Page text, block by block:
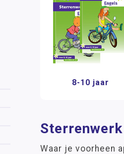
8-10 jaar
Waar je voorheen